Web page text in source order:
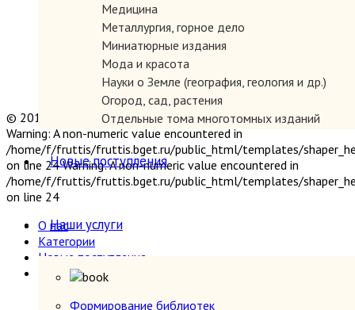
Медицина
Металлургия, горное дело
Миниатюрные издания
Мода и красота
Науки о Земле (география, геология и др.)
Огород, сад, растения
Отдельные тома многотомных изданий
Открытки
Охота и рыбалка
Педагогика
Политология, геополитика, дипломатия
Промышленность, производство
Религия
Сатира и юмор
Новые поступления
Наши услуги
Формирование библиотек
© 2019 "Параграф" Покупка и продажа антикварных книг
Warning: A non-numeric value encountered in
/home/f/fruttis/fruttis.bget.ru/public_html/templates/
on line 24 Warning: A non-numeric value encountered in
/home/f/fruttis/fruttis.bget.ru/public_html/templates/
on line 24
О нас
Категории
Новые поступления
Наши услуги
Прием книг